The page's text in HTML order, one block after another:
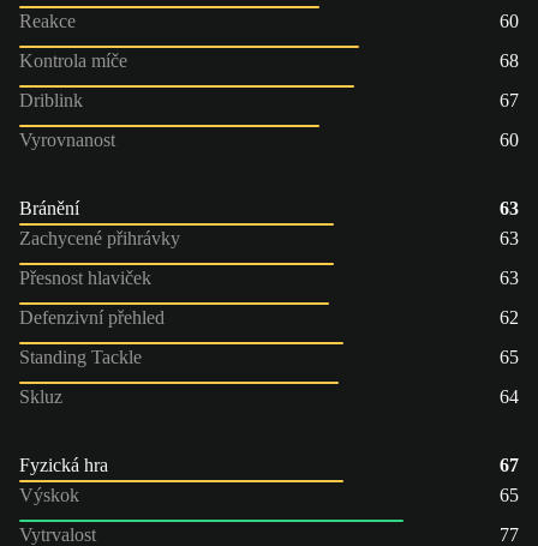
Reakce
60
Kontrola míče
68
Driblink
67
Vyrovnanost
60
Bránění
63
Zachycené přihrávky
63
Přesnost hlaviček
63
Defenzivní přehled
62
Standing Tackle
65
Skluz
64
Fyzická hra
67
Výskok
65
Vytrvalost
77